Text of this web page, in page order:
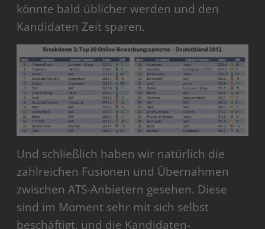
könnte bald üblicher werden und den
Kandidaten Zeit sparen.
Und schließlich haben wir natürlich die
zahlreichen Fusionen und Übernahmen
zwischen ATS-Anbietern gesehen. Diese
sind im Moment sehr mit sich selbst
beschäftigt, und die Kandidaten-